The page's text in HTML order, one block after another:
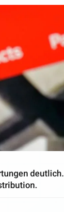
deutlich.